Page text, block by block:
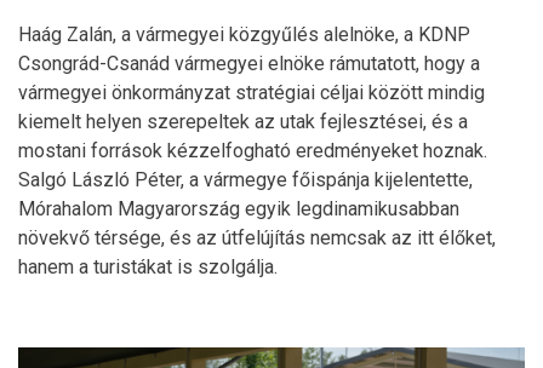
Haág Zalán, a vármegyei közgyűlés alelnöke, a KDNP
Csongrád-Csanád vármegyei elnöke rámutatott, hogy a
vármegyei önkormányzat stratégiai céljai között mindig
kiemelt helyen szerepeltek az utak fejlesztései, és a
mostani források kézzelfogható eredményeket hoznak.
Salgó László Péter, a vármegye főispánja kijelentette,
Mórahalom Magyarország egyik legdinamikusabban
növekvő térsége, és az útfelújítás nemcsak az itt élőket,
hanem a turistákat is szolgálja.